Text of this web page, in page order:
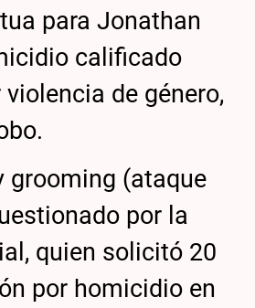
para Jonathan
calificado
de género,
grooming (ataque
por la
quien solicitó 20
por homicidio en